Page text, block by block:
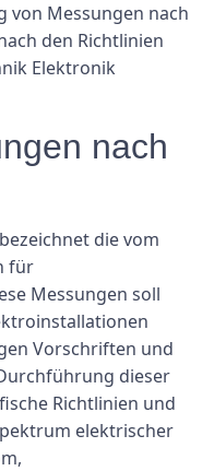
von Messungen nach
den Richtlinien
Elektronik
nach
die vom
für
Messungen soll
Vorschriften und
dieser
Richtlinien und
elektrischer